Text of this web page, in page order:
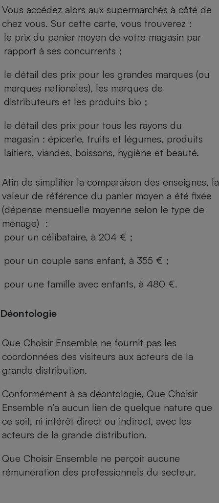
Vous accédez alors aux supermarchés à côté de
chez vous. Sur cette carte, vous trouverez :
le prix du panier moyen de votre magasin par
rapport à ses concurrents ;
le détail des prix pour les grandes marques (ou
marques nationales), les marques de
distributeurs et les produits bio ;
le détail des prix pour tous les rayons du
magasin : épicerie, fruits et légumes, produits
laitiers, viandes, boissons, hygiène et beauté.
Afin de simplifier la comparaison des enseignes, la
valeur de référence du panier moyen a été fixée
(dépense mensuelle moyenne selon le type de
ménage) :
pour un célibataire, à 204 € ;
pour un couple sans enfant, à 355 € ;
pour une famille avec enfants, à 480 €.
Déontologie
Que Choisir Ensemble ne fournit pas les
coordonnées des visiteurs aux acteurs de la
grande distribution.
Conformément à sa déontologie, Que Choisir
Ensemble n’a aucun lien de quelque nature que
ce soit, ni intérêt direct ou indirect, avec les
acteurs de la grande distribution.
Que Choisir Ensemble ne perçoit aucune
rémunération des professionnels du secteur.